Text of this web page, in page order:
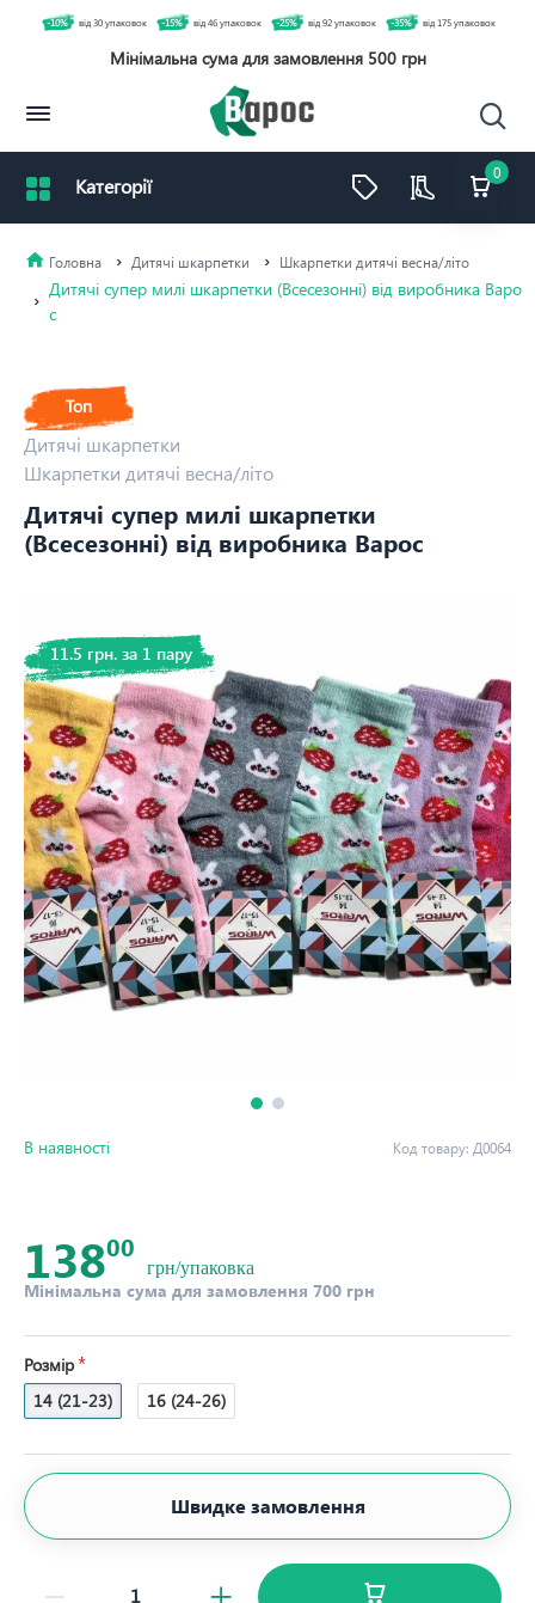
0
-10% від 30 упаковок -15% від 46 упаковок -25% від 92 упаковок -35% від 175 упаковок
Мінімальна сума для замовлення 500 грн
Дитячі шкарпетки Шкарпетки дитячі весна/літо
Дитячі супер милі шкарпетки (Всесезонні) від виробника Варо
с
Топ
Дитячі шкарпетки
Шкарпетки дитячі весна/літо
Дитячі супер милі шкарпетки
(Всесезонні) від виробника Варос
11.5 грн. за 1 пару
13800
грн/упаковка
Мінімальна сума для замовлення 700 грн
В наявності Код товару: Д0064
Розмір
14 (21-23)
16 (24-26)
Швидке замовлення